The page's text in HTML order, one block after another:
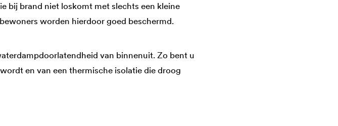
bij brand niet loskomt met slechts een kleine
worden hierdoor goed beschermd.
van binnenuit. Zo bent u
en van een thermische isolatie die droog